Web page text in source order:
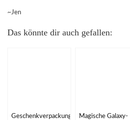
~Jen
Das könnte dir auch gefallen:
Geschenkverpackungen
Magische Galaxy-